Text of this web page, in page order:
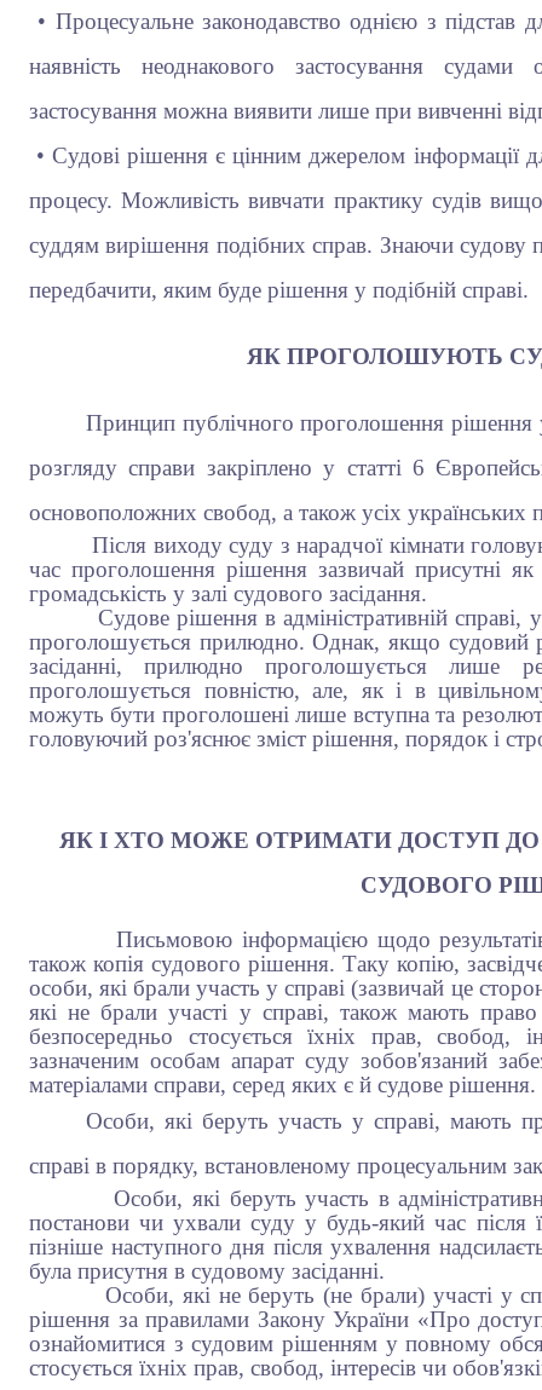
• Процесуальне законодавство однією з підстав
наявність неоднакового застосування
застосування можна виявити лише при вивченні
• Судові рішення є цінним джерелом інформації
процесу. Можливість вивчати практику судів
суддям вирішення подібних справ. Знаючи
передбачити, яким буде рішення у подібній справі.
ЯК ПРОГОЛОШУЮТЬ
Принцип публічного проголошення рішення у
розгляду справи закріплено у статті 6
основоположних свобод, а також усіх українських
Після виходу суду з нарадчої кімнати
час проголошення рішення зазвичай присутні
громадськість у залі судового засідання.
Судове рішення в адміністративній справі,
проголошується прилюдно. Однак, якщо судовий
засіданні, прилюдно проголошується лише
проголошується повністю, але, як і в
можуть бути проголошені лише вступна та
головуючий роз'яснює зміст рішення, порядок і
ЯК І ХТО МОЖЕ ОТРИМАТИ ДОСТУП ДО
СУДОВОГО
Письмовою інформацією щодо результатів
також копія судового рішення. Таку копію,
особи, які брали участь у справі (зазвичай це
які не брали участі у справі, також мають
безпосередньо стосується їхніх прав, свобод,
зазначеним особам апарат суду зобов'язаний
матеріалами справи, серед яких є й судове рішення.
Особи, які беруть участь у справі, мають
справі в порядку, встановленому процесуальним
Особи, які беруть участь в
постанови чи ухвали суду у будь-який час після
пізніше наступного дня після ухвалення
була присутня в судовому засіданні.
Особи, які не беруть (не брали) участі у
рішення за правилами Закону України «Про
ознайомитися з судовим рішенням у повному
стосується їхніх прав, свобод, інтересів чи